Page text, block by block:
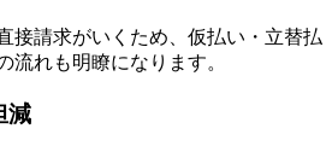
接請求がいくため、仮払い・立替払
流れも明瞭になります。
減